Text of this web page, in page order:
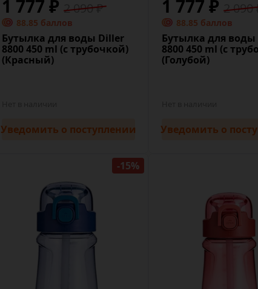
1 777 ₽2 090 ₽
88.85 баллов
Бутылка для воды Diller
8800 450 ml (с трубочкой)
(Красный)
Уведомить о поступлении
1 777 ₽2
88.85 баллов
Бутылка для
8800 450 ml (с
(Голубой)
Уведомить о
-15%